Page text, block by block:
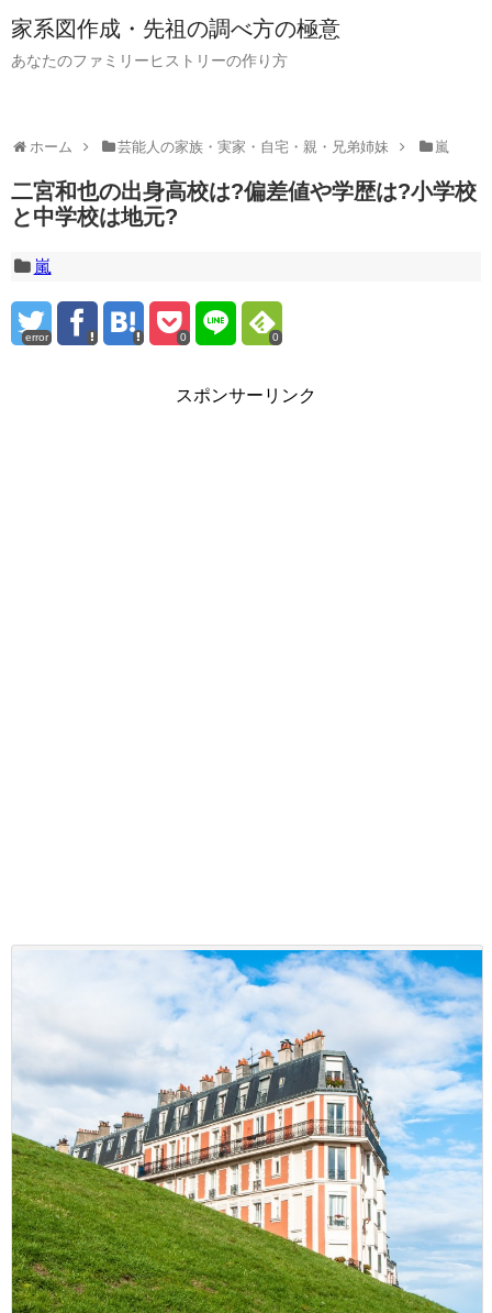
家系図作成・先祖の調べ方の極意
あなたのファミリーヒストリーの作り方
ホーム 芸能人の家族・実家・自宅・親・兄弟姉妹 嵐
二宮和也の出身高校は?偏差値や学歴は?小学校
と中学校は地元?
嵐
error 0 0
スポンサーリンク